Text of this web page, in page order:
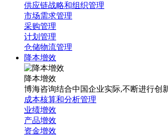
供应链战略和组织管理
市场需求管理
采购管理
计划管理
仓储物流管理
降本增效
降本增效
博海咨询结合中国企业实际,不断进行创
成本核算和分析管理
业绩增效
产品增效
资金增效